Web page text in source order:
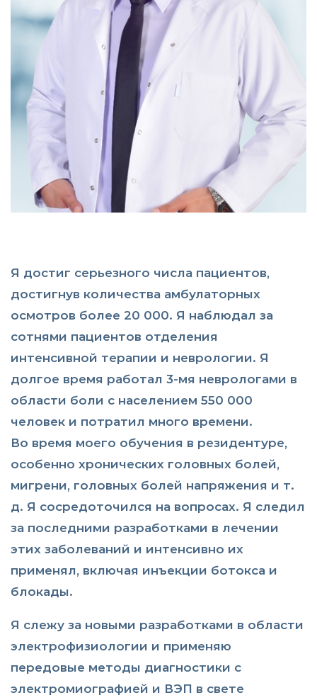
Я достиг серьезного числа пациентов,
достигнув количества амбулаторных
осмотров более 20 000. Я наблюдал за
сотнями пациентов отделения
интенсивной терапии и неврологии. Я
долгое время работал 3-мя неврологами в
области боли с населением 550 000
человек и потратил много времени.
Во время моего обучения в резидентуре,
особенно хронических головных болей,
мигрени, головных болей напряжения и т.
д. Я сосредоточился на вопросах. Я следил
за последними разработками в лечении
этих заболеваний и интенсивно их
применял, включая инъекции ботокса и
блокады.
Я слежу за новыми разработками в области
электрофизиологии и применяю
передовые методы диагностики с
электромиографией и ВЭП в свете